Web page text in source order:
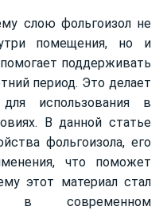
слою фольгоизол не
помещения, но и
поддерживать
период. Это делает
использования в
В данной статье
фольгоизола, его
что поможет
этот материал стал
в современном